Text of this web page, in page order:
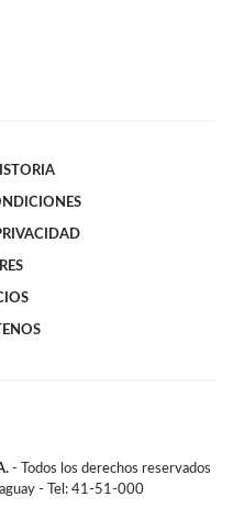
- Todos los derechos reservados
- Tel: 41-51-000